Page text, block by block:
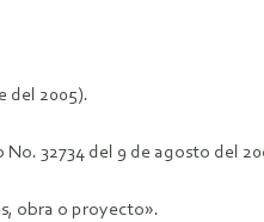
del 2005).
32734 del 9 de agosto del
obra o proyecto».